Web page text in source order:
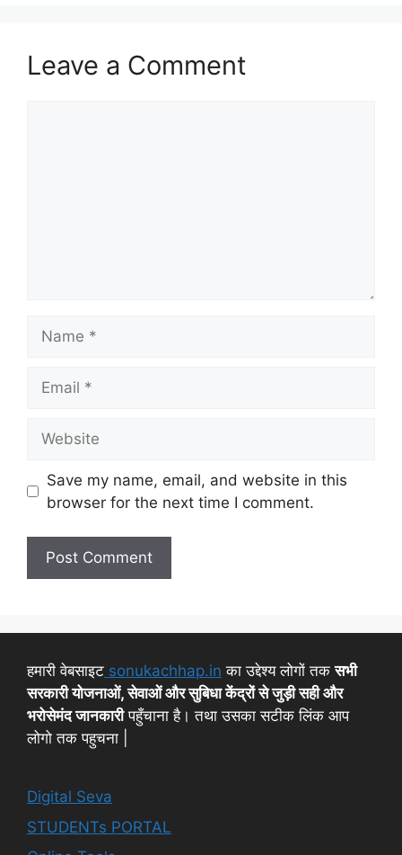
Leave a Comment
Save my name, email, and website in this
browser for the next time I comment.
हमारी वेबसाइट sonukachhap.in का उद्देश्य लोगों तकसभी
सरकारी योजनाओं, सेवाओं और सुबिधा केंद्रों से जुड़ी सही और
भरोसेमंद जानकारीपहुँचाना है। तथा उसका सटीक लिंक आप
लोगो तक पहुचना |
Digital Seva
STUDENTs PORTAL